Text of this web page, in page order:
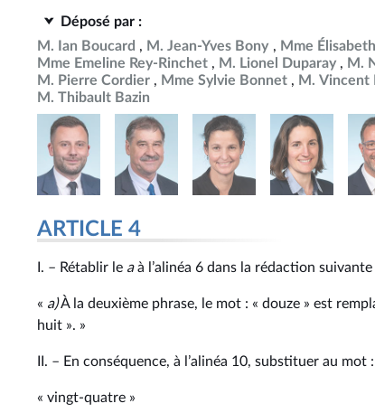
Déposé par :
M. Ian Boucard
M. Jean-Yves Bony
Mme
Mme Emeline Rey-Rinchet
M. Lionel Duparay
M.
M. Pierre Cordier
Mme Sylvie Bonnet
M. Vincent
M. Thibault Bazin
ARTICLE 4
I. – Rétablir le aà l’alinéa 6 dans la rédaction suivante
« a)À la deuxième phrase, le mot : « douze » est
huit ». »
II. – En conséquence, à l’alinéa 10, substituer au mot :
« vingt-quatre »